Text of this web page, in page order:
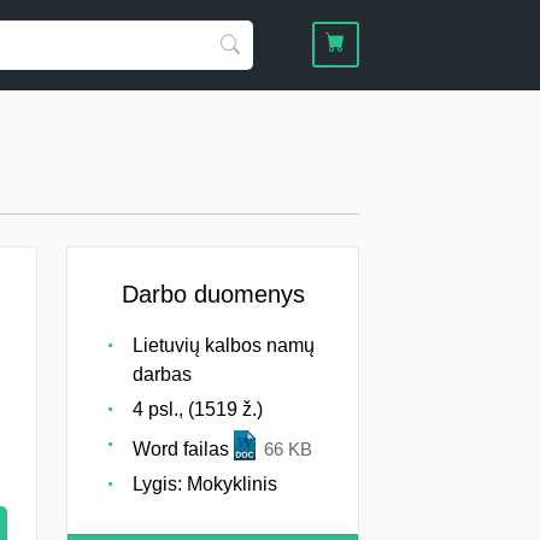
Darbo duomenys
Lietuvių kalbos namų
darbas
4 psl., (1519 ž.)
Word failas
66 KB
Lygis: Mokyklinis